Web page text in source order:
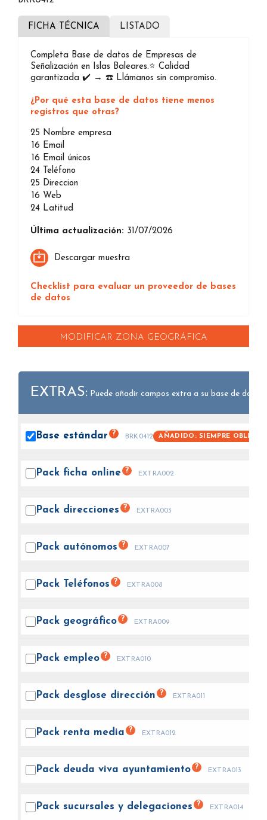
FICHA TÉCNICA LISTADO
Completa Base de datos de Empresas de
Señalización en Islas Baleares.⭐️ Calidad
garantizada ✔️ → ☎️ Llámanos sin compromiso.
¿Por qué esta base de datos tiene menos
registros que otras?
25 Nombre empresa
16 Email
16 Email únicos
24
Teléfono
25 Direccion
16 Web
24 Latitud
Última actualización: 31/07/2026
Descargar muestra
Checklist para evaluar un proveedor de bases
de datos
MODIFICAR ZONA GEOGRÁFICA
EXTRAS: Puede añadir campos extra a su base de datos.
Base estándar ? BRK0412 AÑADIDO: SIEMPRE
Pack ficha online ? EXTRA002
Pack direcciones ? EXTRA003
Pack autónomos ? EXTRA007
Pack Teléfonos ? EXTRA008
Pack geográfico ? EXTRA009
Pack empleo ? EXTRA010
Pack desglose dirección ? EXTRA011
Pack renta media ? EXTRA012
Pack deuda viva ayuntamiento ? EXTRA013
Pack sucursales y delegaciones ? EXTRA014